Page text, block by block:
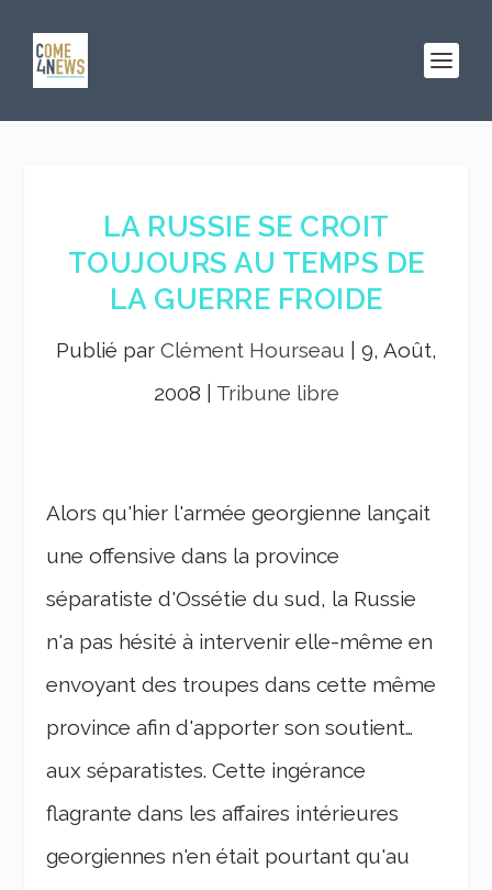
LA RUSSIE SE CROIT
TOUJOURS AU TEMPS DE
LA GUERRE FROIDE
Publié par Clément Hourseau
9, Août,
2008
Tribune libre
Alors qu'hier l'armée georgienne lançait
une offensive dans la province
séparatiste d'Ossétie du sud, la Russie
n'a pas hésité à intervenir elle-même en
envoyant des troupes dans cette même
province afin d'apporter son soutient…
aux séparatistes. Cette ingérance
flagrante dans les affaires intérieures
georgiennes n'en était pourtant qu'au